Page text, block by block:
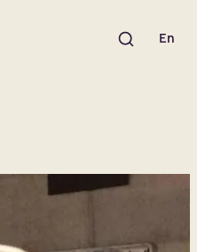
Výsledky
En